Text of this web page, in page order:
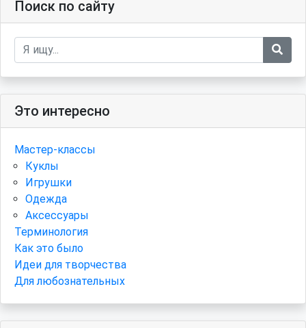
Поиск по сайту
Это интересно
Мастер-классы
Куклы
Игрушки
Одежда
Аксессуары
Терминология
Как это было
Идеи для творчества
Для любознательных